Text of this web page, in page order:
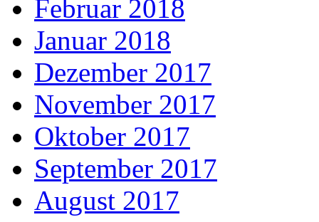
Februar 2018
Januar 2018
Dezember 2017
November 2017
Oktober 2017
September 2017
August 2017